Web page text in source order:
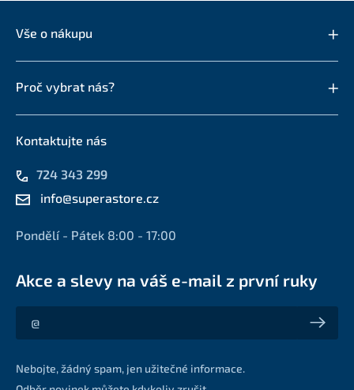
Vše o nákupu
Proč vybrat nás?
Kontaktujte nás
724 343 299
info@superastore.cz
Pondělí - Pátek 8:00 - 17:00
Akce a slevy na váš e-mail z první ruky
Akce a slevy na váš e-mail z první ruky
Nebojte, žádný spam, jen užitečné informace.